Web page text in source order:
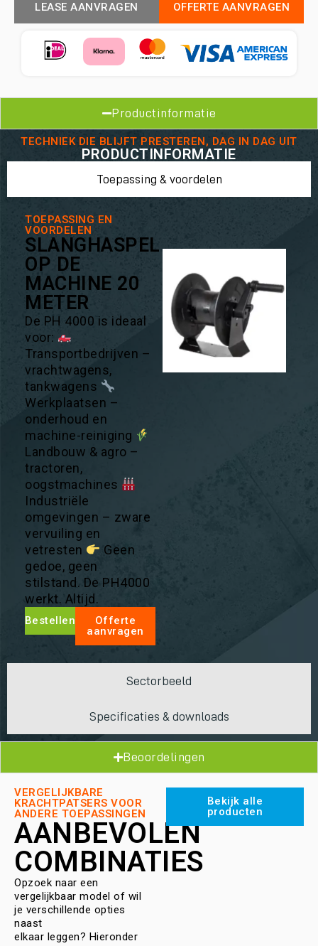
LEASE AANVRAGEN OFFERTE AANVRAGEN
Productinformatie
TECHNIEK DIE BLIJFT PRESTEREN, DAG IN DAG UIT
PRODUCTINFORMATIE
Toepassing & voordelen
Sectorbeeld
Specificaties & downloads
TOEPASSING EN
VOORDELEN
SLANGHASPEL
OP DE
MACHINE 20
METER
De PH 4000 is ideaal
voor:
Transportbedrijven –
vrachtwagens,
tankwagens
Werkplaatsen –
onderhoud en
machine-reiniging
Landbouw & agro –
tractoren,
oogstmachines
Industriële
omgevingen – zware
vervuiling en
vetresten
Geen
gedoe, geen
stilstand. De PH4000
werkt. Altijd.
Bestellen
Offerte
aanvragen
Beoordelingen
VERGELIJKBARE
KRACHTPATSERS VOOR
ANDERE TOEPASSINGEN
AANBEVOLEN
COMBINATIES
Opzoek naar een
vergelijkbaar model of wil
je verschillende opties
naast
elkaar leggen? Hieronder
Bekijk alle
producten